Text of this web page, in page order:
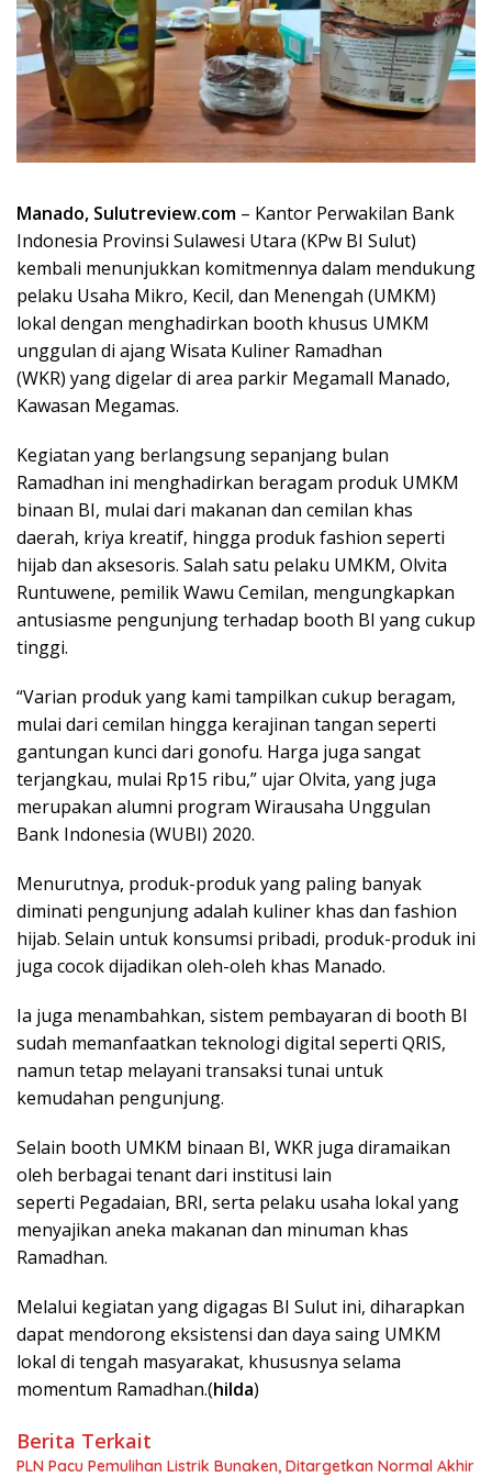
Manado, Sulutreview.com – Kantor Perwakilan Bank
Indonesia Provinsi Sulawesi Utara (KPw BI Sulut)
kembali menunjukkan komitmennya dalam mendukung
pelaku Usaha Mikro, Kecil, dan Menengah (UMKM)
lokal dengan menghadirkan booth khusus UMKM
unggulan di ajang Wisata Kuliner Ramadhan
(WKR) yang digelar di area parkir Megamall Manado,
Kawasan Megamas.
Kegiatan yang berlangsung sepanjang bulan
Ramadhan ini menghadirkan beragam produk UMKM
binaan BI, mulai dari makanan dan cemilan khas
daerah, kriya kreatif, hingga produk fashion seperti
hijab dan aksesoris. Salah satu pelaku UMKM, Olvita
Runtuwene, pemilik Wawu Cemilan, mengungkapkan
antusiasme pengunjung terhadap booth BI yang cukup
tinggi.
“Varian produk yang kami tampilkan cukup beragam,
mulai dari cemilan hingga kerajinan tangan seperti
gantungan kunci dari gonofu. Harga juga sangat
terjangkau, mulai Rp15 ribu,” ujar Olvita, yang juga
merupakan alumni program Wirausaha Unggulan
Bank Indonesia (WUBI) 2020.
Menurutnya, produk-produk yang paling banyak
diminati pengunjung adalah kuliner khas dan fashion
hijab. Selain untuk konsumsi pribadi, produk-produk ini
juga cocok dijadikan oleh-oleh khas Manado.
Ia juga menambahkan, sistem pembayaran di booth BI
sudah memanfaatkan teknologi digital seperti QRIS,
namun tetap melayani transaksi tunai untuk
kemudahan pengunjung.
Selain booth UMKM binaan BI, WKR juga diramaikan
oleh berbagai tenant dari institusi lain
seperti Pegadaian, BRI, serta pelaku usaha lokal yang
menyajikan aneka makanan dan minuman khas
Ramadhan.
Melalui kegiatan yang digagas BI Sulut ini, diharapkan
dapat mendorong eksistensi dan daya saing UMKM
lokal di tengah masyarakat, khususnya selama
momentum Ramadhan.(hilda)
Berita Terkait
PLN Pacu Pemulihan Listrik Bunaken, Ditargetkan Normal Akhir